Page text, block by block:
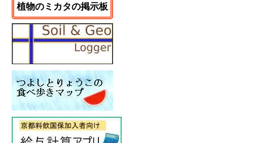
植物のミカタの掲示板